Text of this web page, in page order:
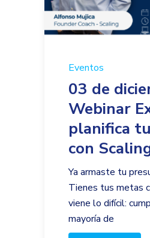
Eventos
03 de
Webinar
planifica
con
Ya armaste tu
Tienes tus metas
viene lo difícil:
mayoría de